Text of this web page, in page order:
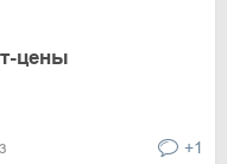
цены
+1